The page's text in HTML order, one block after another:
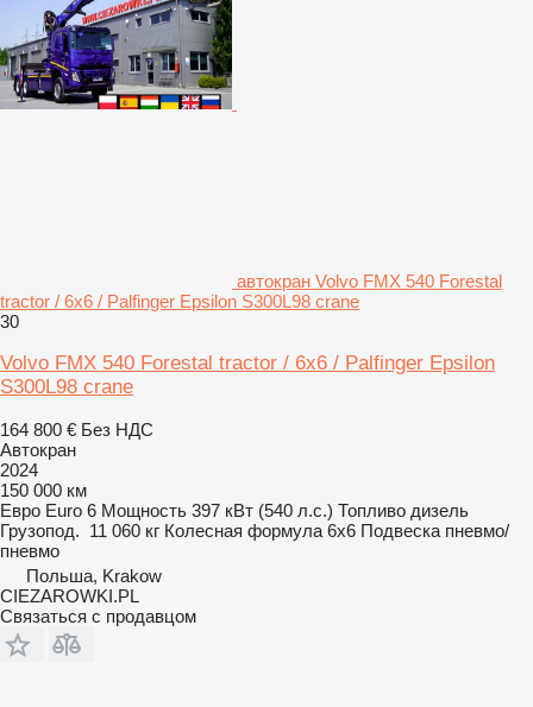
автокран Volvo FMX 540 Forestal
tractor / 6x6 / Palfinger Epsilon S300L98 crane
30
Volvo FMX 540 Forestal tractor / 6x6 / Palfinger Epsilon
S300L98 crane
164 800 € Без НДС
Автокран
2024
150 000 км
Евро Euro 6 Мощность 397 кВт (540 л.с.) Топливо дизель
Грузопод. 11 060 кг Колесная формула 6x6 Подвеска пневмо/
пневмо
Польша, Krakow
CIEZAROWKI.PL
Связаться с продавцом